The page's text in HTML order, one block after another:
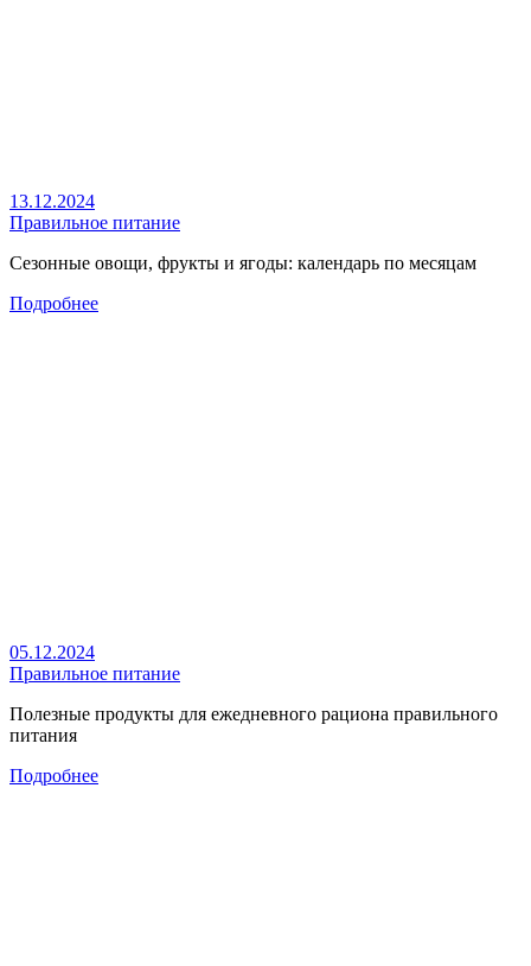
13.12.2024
Правильное питание
Сезонные овощи, фрукты и ягоды: календарь по месяцам
Подробнее
05.12.2024
Правильное питание
Полезные продукты для ежедневного рациона правильного
питания
Подробнее